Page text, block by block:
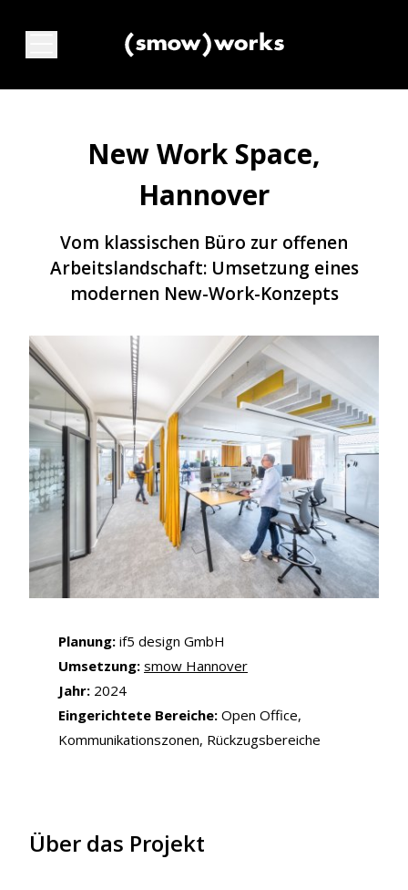
New Work Space,
Hannover
Vom klassischen Büro zur offenen
Arbeitslandschaft: Umsetzung eines
modernen New-Work-Konzepts
Planung: if5 design GmbH
Umsetzung: smow Hannover
Jahr: 2024
Eingerichtete Bereiche: Open Office,
Kommunikationszonen, Rückzugsbereiche
Über das Projekt